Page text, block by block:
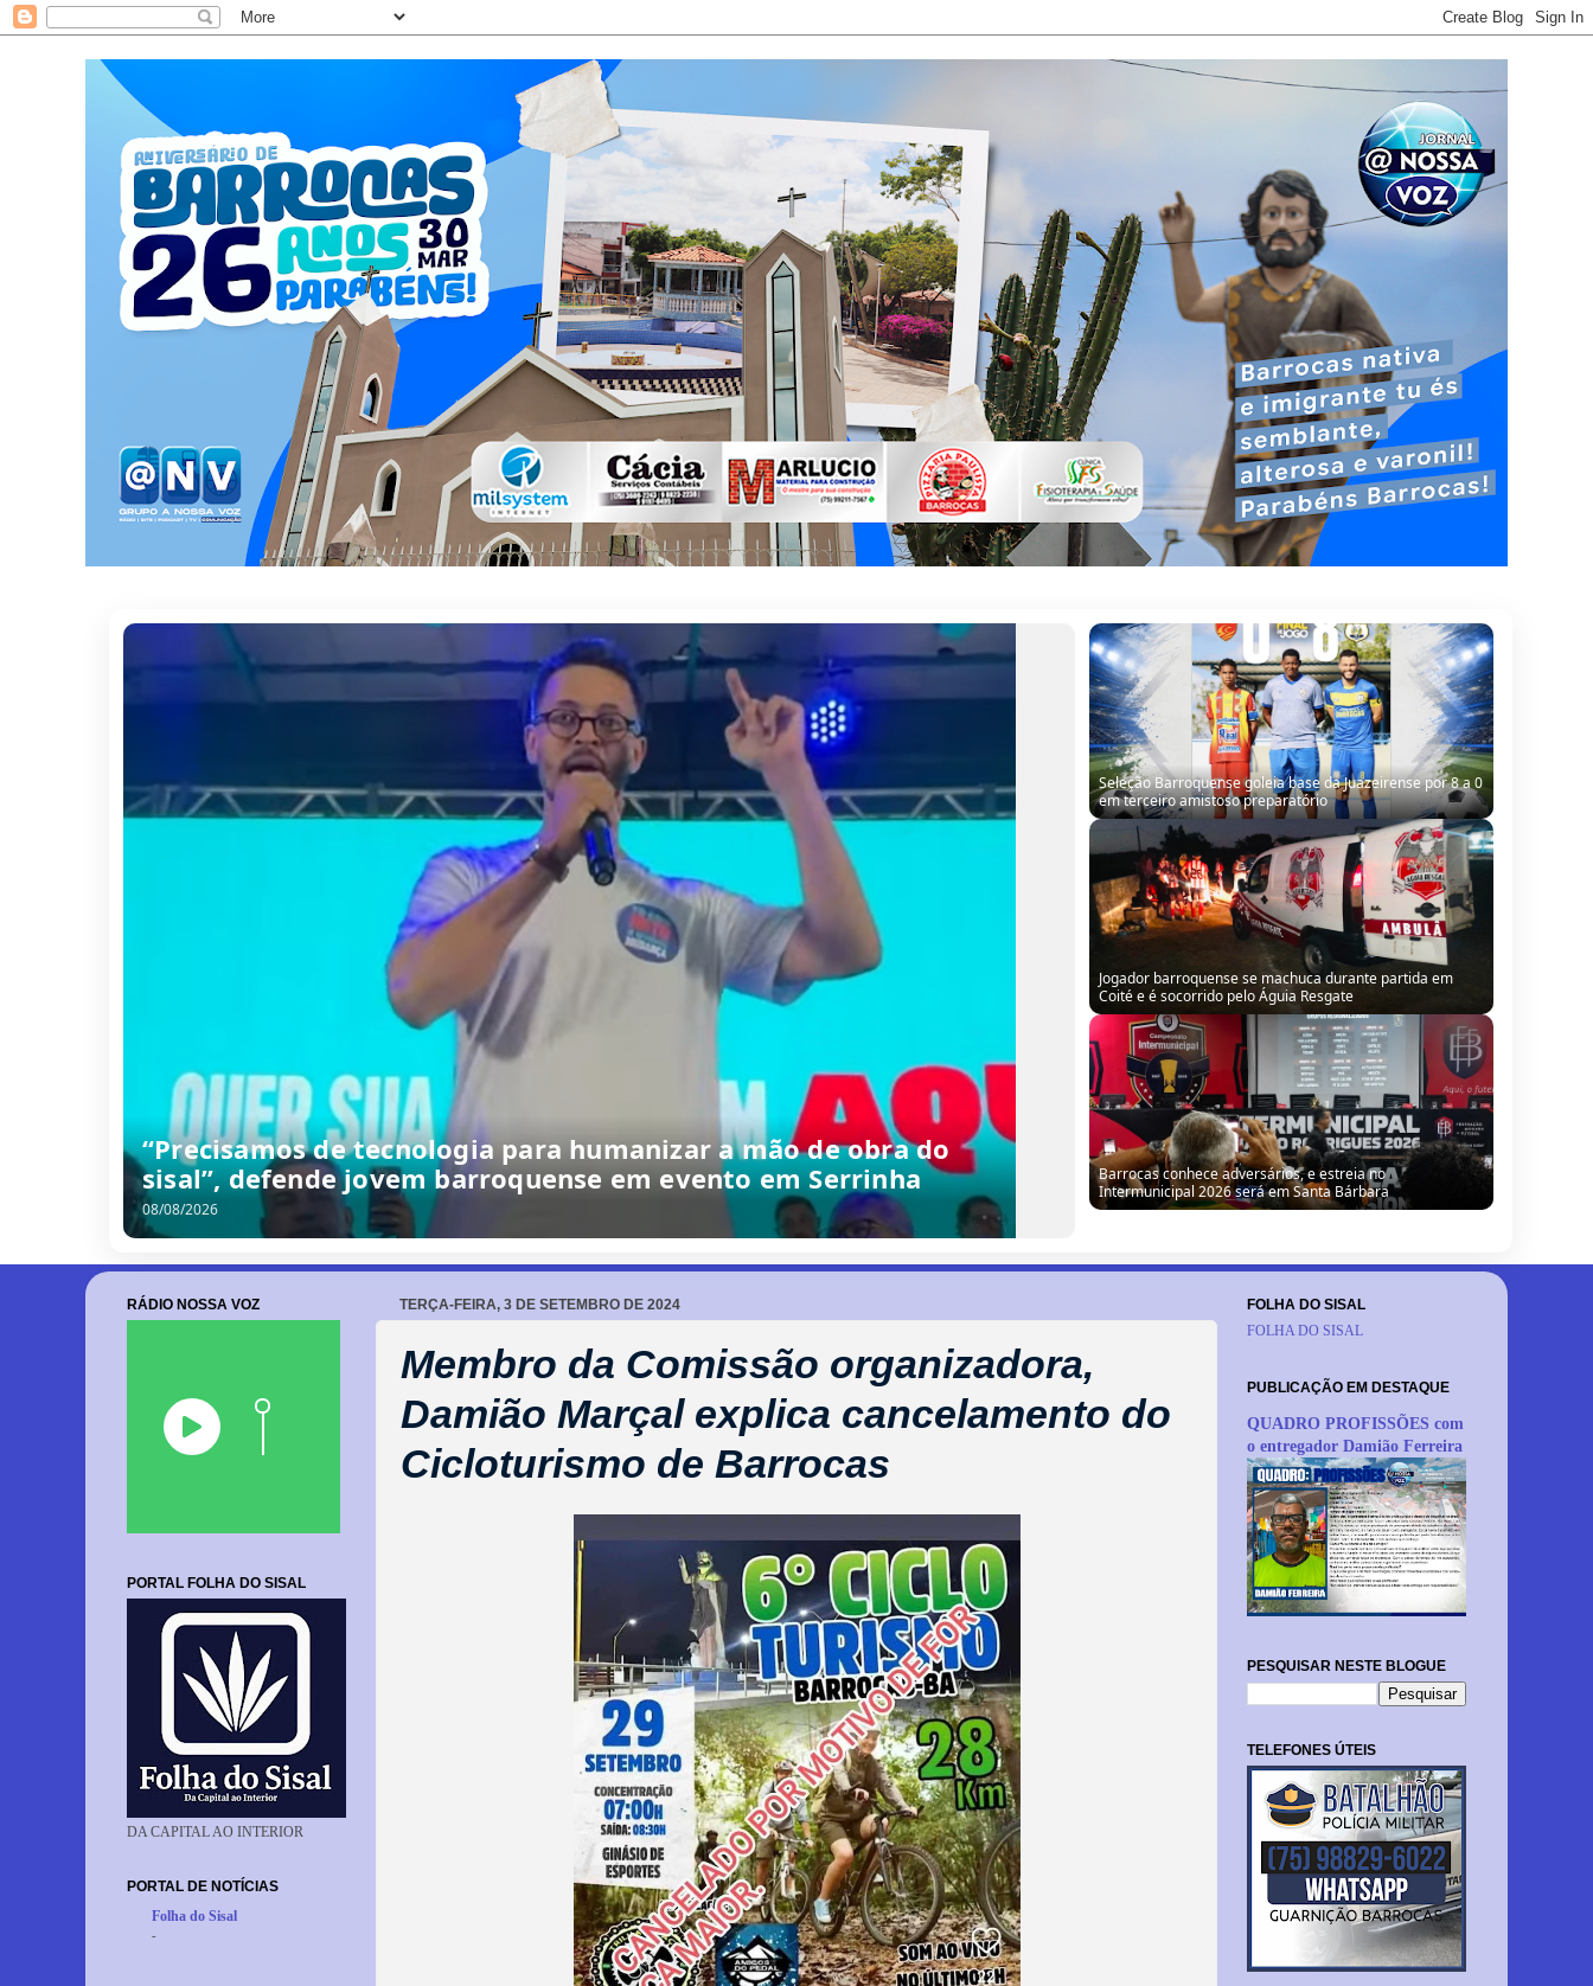
“Precisamos de tecnologia para humanizar a mão de obra do
sisal”, defende jovem barroquense em evento em Serrinha
08/08/2026
Seleção Barroquense goleia base da Juazeirense por 8 a 0
em terceiro amistoso preparatório
Jogador barroquense se machuca durante partida em
Coité e é socorrido pelo Águia Resgate
Barrocas conhece adversários, e estreia no
Intermunicipal 2026 será em Santa Bárbara
TERÇA-FEIRA, 3 DE SETEMBRO DE 2024
Membro da Comissão organizadora,
Damião Marçal explica cancelamento do
Cicloturismo de Barrocas
RÁDIO NOSSA VOZ
PORTAL FOLHA DO SISAL
DA CAPITAL AO INTERIOR
PORTAL DE NOTÍCIAS
Folha do Sisal
-
FOLHA DO SISAL
FOLHA DO SISAL
PUBLICAÇÃO EM DESTAQUE
QUADRO PROFISSÕES com
o entregador Damião Ferreira
PESQUISAR NESTE BLOGUE
TELEFONES ÚTEIS